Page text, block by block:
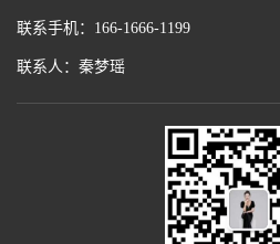
联系手机：166-1666-1199
联系人：秦梦瑶